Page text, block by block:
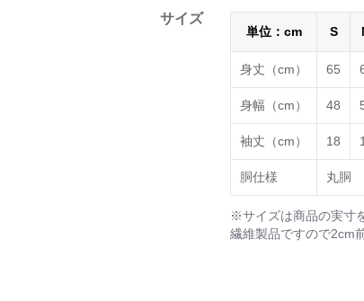
サイズ
単位：cm S
身丈（cm） 65
身幅（cm） 48
袖丈（cm） 18
胴仕様 丸胴
※サイズは商品の実寸
繊維製品ですので2cm